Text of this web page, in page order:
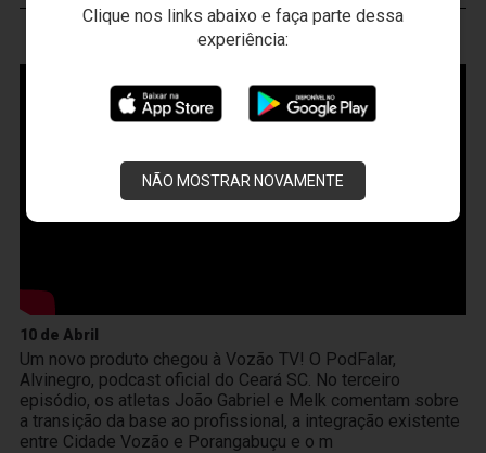
Clique nos links abaixo e faça parte dessa
experiência:
NÃO MOSTRAR NOVAMENTE
VOZÃOTV
10 de Abril
Um novo produto chegou à Vozão TV! O PodFalar,
Alvinegro, podcast oficial do Ceará SC. No terceiro
episódio, os atletas João Gabriel e Melk comentam sobre
a transição da base ao profissional, a integração existente
entre Cidade Vozão e Porangabuçu e o m